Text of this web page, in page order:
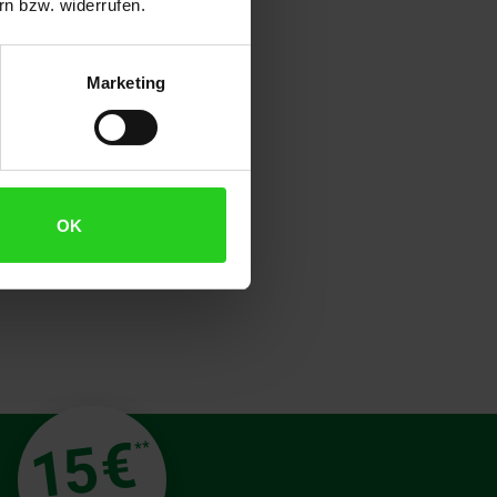
bzw. widerrufen.
Marketing
OK
15€**